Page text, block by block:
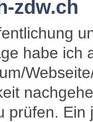
zdw.ch
habe ich
prüfen.